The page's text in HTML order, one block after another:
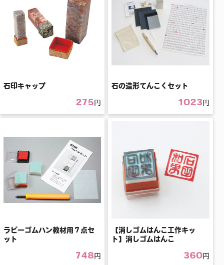
石印キャップ
275円
石の造形てんこくセット
1023円
ラビーゴムハン教材用７点セ
ット
748円
【消しゴムはんこ工作キッ
ト】消しゴムはんこ
360円